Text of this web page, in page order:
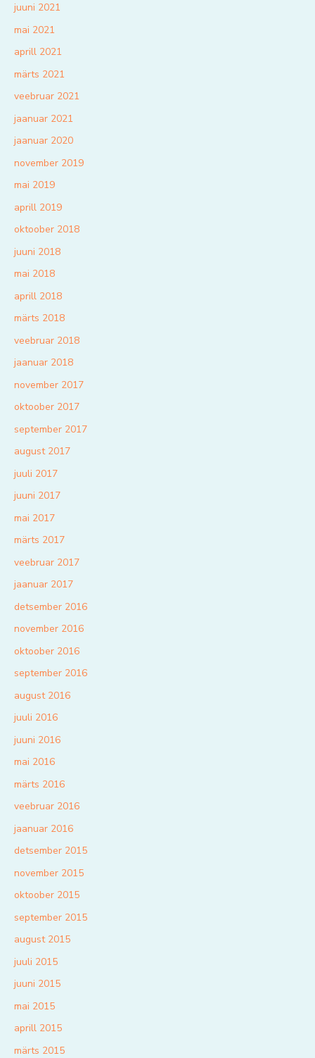
juuni 2021
mai 2021
aprill 2021
märts 2021
veebruar 2021
jaanuar 2021
jaanuar 2020
november 2019
mai 2019
aprill 2019
oktoober 2018
juuni 2018
mai 2018
aprill 2018
märts 2018
veebruar 2018
jaanuar 2018
november 2017
oktoober 2017
september 2017
august 2017
juuli 2017
juuni 2017
mai 2017
märts 2017
veebruar 2017
jaanuar 2017
detsember 2016
november 2016
oktoober 2016
september 2016
august 2016
juuli 2016
juuni 2016
mai 2016
märts 2016
veebruar 2016
jaanuar 2016
detsember 2015
november 2015
oktoober 2015
september 2015
august 2015
juuli 2015
juuni 2015
mai 2015
aprill 2015
märts 2015